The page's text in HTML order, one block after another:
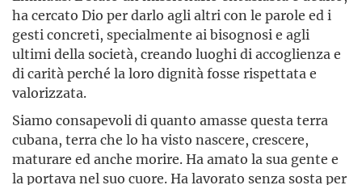
ha cercato Dio per darlo agli altri con le parole ed i
gesti concreti, specialmente ai bisognosi e agli
ultimi della società, creando luoghi di accoglienza e
di carità perché la loro dignità fosse rispettata e
valorizzata.
Siamo consapevoli di quanto amasse questa terra
cubana, terra che lo ha visto nascere, crescere,
maturare ed anche morire. Ha amato la sua gente e
la portava nel suo cuore. Ha lavorato senza sosta per